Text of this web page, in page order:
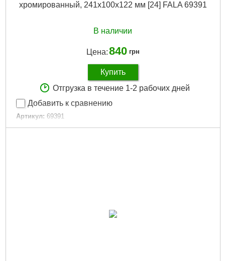
хромированный, 241x100x122 мм [24] FALA 69391
В наличии
Цена:840 грн
Купить
Отгрузка в течение 1-2 рабочих дней
Добавить к сравнению
Артикул: 69391
Код товара: 29.48.96